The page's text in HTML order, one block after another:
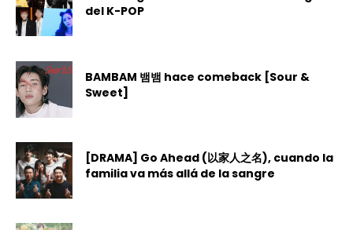
del K-POP
BAMBAM 뱀뱀 hace comeback [Sour &
Sweet]
[DRAMA] Go Ahead (以家人之名), cuando la
familia va más allá de la sangre